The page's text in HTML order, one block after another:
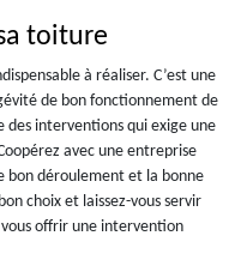
toiture
à réaliser. C’est une
de bon fonctionnement de
interventions qui exige une
avec une entreprise
bon déroulement et la bonne
choix et laissez-vous servir
offrir une intervention